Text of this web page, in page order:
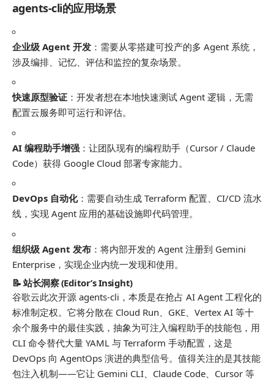
agents-cli的应用场景
企业级 Agent 开发 ：需要从零搭建可投产的多 Agent 系统，
涉及编排、记忆、评估和监控的复杂场景。
快速原型验证 ：开发者想在本地快速测试 Agent 逻辑，无需
配置云服务即可运行和评估。
AI 编程助手增强 ：让团队现有的编程助手（Cursor / Claude
Code）获得 Google Cloud 部署专家能力。
DevOps 自动化：需要自动生成 Terraform 配置、CI/CD 流水
线，实现 Agent 应用的基础设施即代码管理。
组织级 Agent 发布 ：将内部开发的 Agent 注册到 Gemini
Enterprise，实现企业内统一发现和使用。
📝 站长洞察 (Editor’s Insight)
谷歌云此次开源 agents-cli，本质是在抢占 AI Agent 工程化的
标准制定权。它将分散在 Cloud Run、GKE、Vertex AI 等十
余个服务中的最佳实践，抽象为可注入编程助手的技能包，用
CLI 命令替代大量 YAML 与 Terraform 手动配置，这是
DevOps 向 AgentOps 演进的典型信号。值得关注的是其技能
包注入机制——它让 Gemini CLI、Claude Code、Cursor 等